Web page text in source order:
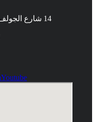
14 شارع الجولف ، سرايات المعادي
Youtube